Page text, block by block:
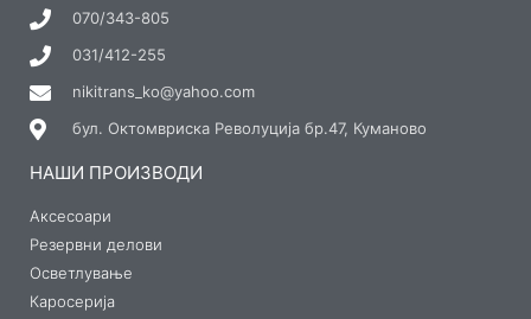
070/343-805
031/412-255
nikitrans_ko@yahoo.com
бул. Октомвриска Револуција бр.47, Куманово
НАШИ ПРОИЗВОДИ
Аксесоари
Резервни делови
Осветлување
Каросерија